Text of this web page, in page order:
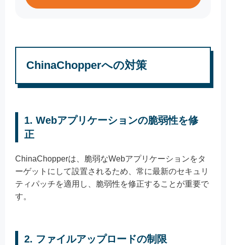
ChinaChopperへの対策
1. Webアプリケーションの脆弱性を修
正
ChinaChopperは、脆弱なWebアプリケーションをタ
ーゲットにして設置されるため、常に最新のセキュリ
ティパッチを適用し、脆弱性を修正することが重要で
す。
2. ファイルアップロードの制限